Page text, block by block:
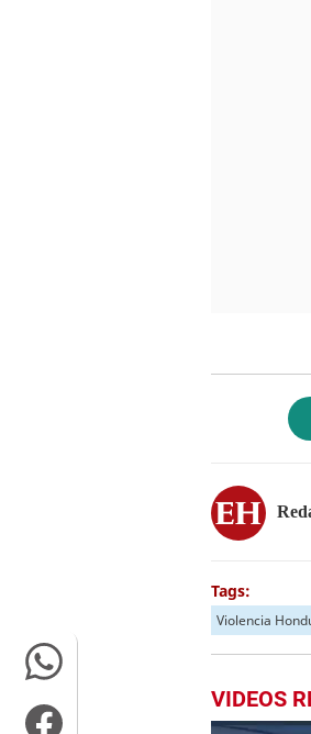
Tags:
Violencia
VIDEOS